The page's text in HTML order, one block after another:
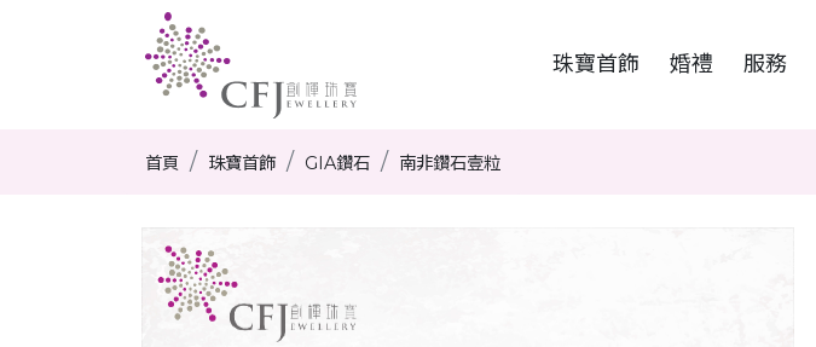
珠寶首飾 婚禮 服務
首頁 珠寶首飾 GIA鑽石 南非鑽石壹粒